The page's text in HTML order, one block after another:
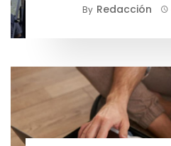
By Redacción